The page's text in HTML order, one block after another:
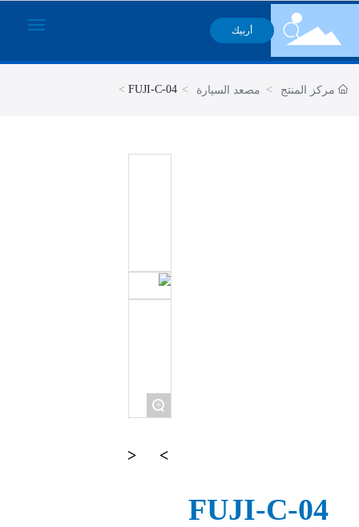
أربيك
مركز المنتج مصعد السيارة FUJI-C-04
+
FUJI-C-04